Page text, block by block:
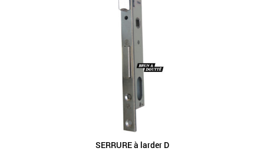
SERRURE à larder D